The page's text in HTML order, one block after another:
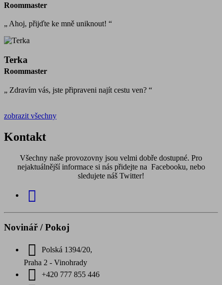
Roommaster
„ Ahoj, přijďte ke mně uniknout! “
Terka
Roommaster
„ Zdravím vás, jste připraveni najít cestu ven? “
zobrazit všechny
Kontakt
Všechny naše provozovny jsou velmi dobře dostupné. Pro
nejaktuálnější informace si nás přidejte na Facebooku, nebo
sledujete náš Twitter!
Novinář / Pokoj
Polská 1394/20,
Praha 2 - Vinohrady
+420 777 855 446